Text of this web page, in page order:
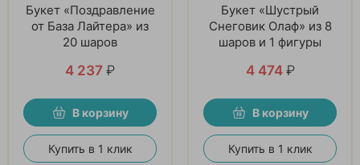
Букет «Поздравление
от База Лайтера» из
20 шаров
4 237 ₽
В корзину
Купить в 1 клик
Букет «Шустрый
Снеговик Олаф» из 8
шаров и 1 фигуры
4 474 ₽
В корзину
Купить в 1 клик